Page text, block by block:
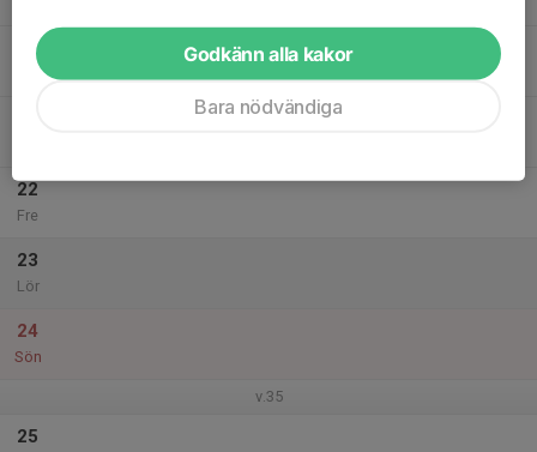
20
Ons
22
Fre
23
Lör
24
Sön
v.35
25
Godkänn alla kakor
Bara nödvändiga